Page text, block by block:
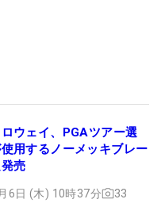
ウェイ、PGAツアー選
用するノーメッキブレー
売
6日 (木) 10時37分 33